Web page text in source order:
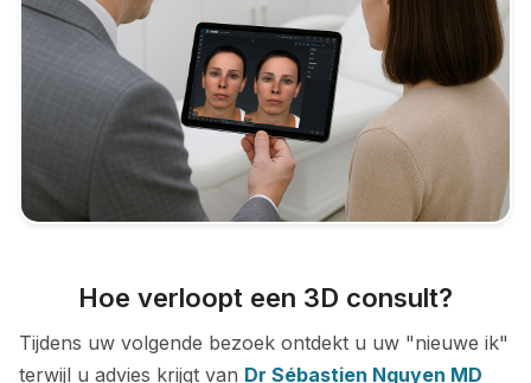
Hoe verloopt een 3D consult?
Tijdens uw volgende bezoek ontdekt u uw "nieuwe ik"
terwijl u advies krijgt van Dr Sébastien Nguyen MD